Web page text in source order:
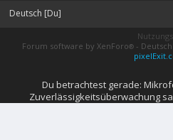
Deutsch [Du]
Forum software by XenForo® -
Du betrachtest gerade:
Zuverlässigkeitsüberwachung